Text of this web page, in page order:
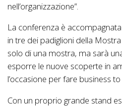
nell’organizzazione”.
La conferenza è
in tre dei padiglioni della
solo di una mostra, ma sarà
esporre le nuove scoperte in
l’occasione per fare business
Con un proprio grande stand